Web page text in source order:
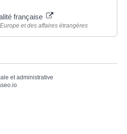
française
et des affaires étrangères
et administrative